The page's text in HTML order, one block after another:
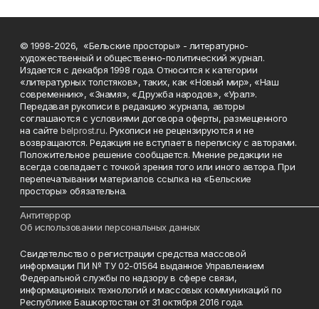
© 1998-2026, «Бельские просторы» - литературно-
художественный и общественно-политический журнал.
Издается с декабря 1998 года. Относится к категории
«литературных толстяков», таких, как «Новый мир», «Наш
современник», «Знамя», «Дружба народов», «Урал».
Передавая рукописи в редакцию журнала, авторы
соглашаются с условиями договора оферты, размещенного
на сайтеbelprost.ru. Рукописи не рецензируются и не
возвращаются. Редакция не вступает в переписку с авторами.
Положительное решение сообщается. Мнение редакции не
всегда совпадает с точкой зрения того или иного автора. При
перепечатывании материалов ссылка на «Бельские
просторы» обязательна.
Антитеррор
Об использовании персональных данных
Свидетельство о регистрации средства массовой
информации ПИ № ТУ 02-01564 выданное Управлением
Федеральной службы по надзору в сфере связи,
информационных технологий и массовых коммуникаций по
Республике Башкортостан от 31 октября 2016 года.